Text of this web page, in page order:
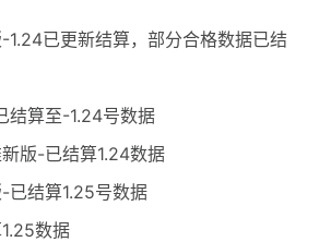
已更新结算，部分合格数据已结
结算至-1.24号数据
版-已结算1.24数据
已结算1.25号数据
数据